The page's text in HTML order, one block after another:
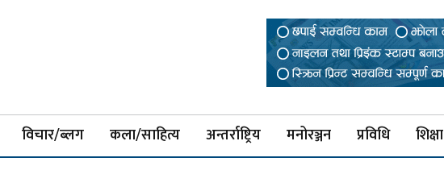
विचार/ब्लग कला/साहित्य अन्तर्राष्ट्रिय मनोरञ्जन प्रविधि शिक्षा